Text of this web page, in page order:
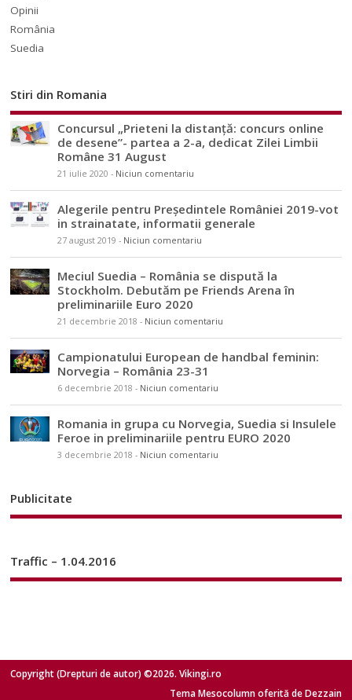
Opinii
România
Suedia
Stiri din Romania
Concursul „Prieteni la distanță: concurs online
de desene”- partea a 2-a, dedicat Zilei Limbii
Române 31 August
21 iulie 2020 - Niciun comentariu
Alegerile pentru Președintele României 2019-vot
in strainatate, informatii generale
27 august 2019 - Niciun comentariu
Meciul Suedia – România se dispută la
Stockholm. Debutăm pe Friends Arena în
preliminariile Euro 2020
21 decembrie 2018 - Niciun comentariu
Campionatului European de handbal feminin:
Norvegia – România 23-31
6 decembrie 2018 - Niciun comentariu
Romania in grupa cu Norvegia, Suedia si Insulele
Feroe in preliminariile pentru EURO 2020
3 decembrie 2018 - Niciun comentariu
Publicitate
Traffic – 1.04.2016
Copyright (Drepturi de autor) ©2026. Vikingi.ro
Tema Mesocolumn oferită de Dezzain